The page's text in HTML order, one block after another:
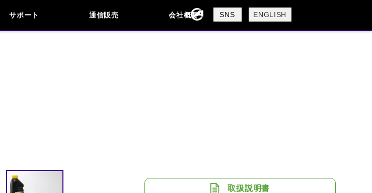
サポート
お問い合わせ
よくあるご質問
通信販売 会社概要
会社概要
採用情報
SNS ENGLISH
取扱説明書